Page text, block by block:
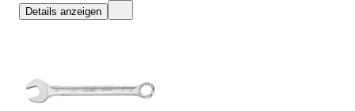
Details anzeigen